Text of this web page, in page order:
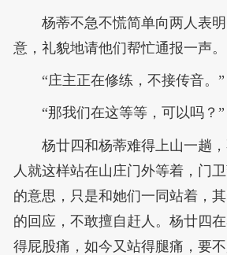
杨蒂不急不慌简单向两人表
意，礼貌地请他们帮忙通报一声。
“庄主正在修练，不接传音。”
“那我们在这等等，可以吗？”
杨廿四和杨蒂难得上山一趟
人就这样站在山庄门外等着，门
的意思，只是和她们一同站着，
的回应，不敢擅自赶人。杨廿四
得屁股痛，如今又站得腿痛，要